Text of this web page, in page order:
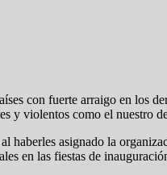
con fuerte arraigo en los
y violentos como el nuestro
haberles asignado la
en las fiestas de